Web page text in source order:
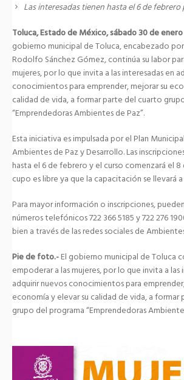
Las interesadas tienen hasta el 6 de
Toluca, Estado de México, sábado 30 de
gobierno municipal de Toluca, encabezado
Rodolfo Sánchez Gómez, continúa su labor
mujeres, por lo que invita a las interesadas en
conocimientos para emprender, mejorar su
calidad de vida, a formar parte del cuarto
“Emprendedoras Ambientes de Paz”.
Esta iniciativa es impulsada por el Plan
Ambientes de Paz y Desarrollo. Las
hasta el 6 de febrero y el curso comenzará el 8
cupo es libre ya que la capacitación se llevará
Para mayor información o inscripciones,
números telefónicos 722 366 5185 y 722 276
bien a través de las redes sociales de
Pie de foto.-El gobierno municipal de Toluca
empoderar a las mujeres, por lo que invita a las
adquirir nuevos conocimientos para
economía y elevar su calidad de vida, a
grupo del programa “Emprendedoras